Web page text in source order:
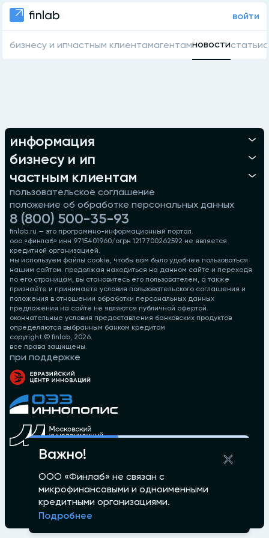
войти
бизнесу и ипчастным клиентамагентамновостистатьи
информация
бизнесу и ип
частным клиентам
пользовательское соглашение
положение об обработке персональных данных
8 (800) 500-35-93
finlab.ru — это программно-информационный портал.
ооо «финлаб» инн 9715401960/огрн 1217700262592 не является
кредитной организацией.
мы используем файлы cookie, чтобы вам было удобнее пользоваться
нашим сайтом. продолжая находиться на данном сайте и переходя
по его страницам, вы становитесь его пользователем, а также
признаёте и принимаете условия пользовательского соглашения и
положения в отношении обработки персональных данных
предложения на сайте не являются публичной офертой.
окончательные условия предоставления банковских продуктов
определяются выбранным банком кредитом
copyright © finlab, 2026.
все права защищены.
при поддержке
Важно!
ООО «Финлаб» не связан с
микрофинансовыми и одноименными
кредитными организациями.
Подробнее